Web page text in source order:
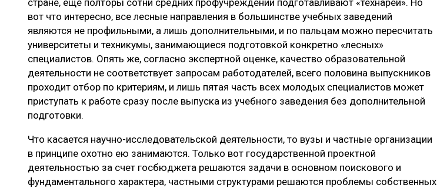
вот что интересно, все лесные направления в большинстве учебных заведений
являются не профильными, а лишь дополнительными, и по пальцам можно пересчитать
университеты и техникумы, занимающиеся подготовкой конкретно «лесных»
специалистов. Опять же, согласно экспертной оценке, качество образовательной
деятельности не соответствует запросам работодателей, всего половина выпускников
проходит отбор по критериям, и лишь пятая часть всех молодых специалистов может
приступать к работе сразу после выпуска из учебного заведения без дополнительной
подготовки.
Что касается научно-исследовательской деятельности, то вузы и частные организации
в принципе охотно ею занимаются. Только вот государственной проектной
деятельностью за счет госбюджета решаются задачи в основном поискового и
фундаментального характера, частными структурами решаются проблемы собственных